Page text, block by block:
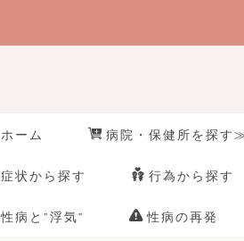
ホーム 病院・保健所を探す
症状から探す 行為から探す
性病と”浮気” 性病の再発